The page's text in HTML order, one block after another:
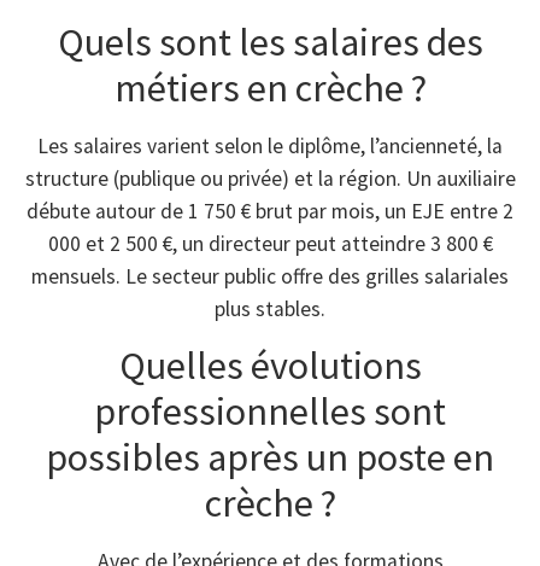
Quels sont les salaires des
métiers en crèche ?
Les salaires varient selon le diplôme, l’ancienneté, la
structure (publique ou privée) et la région. Un auxiliaire
débute autour de 1 750 € brut par mois, un EJE entre 2
000 et 2 500 €, un directeur peut atteindre 3 800 €
mensuels. Le secteur public offre des grilles salariales
plus stables.
Quelles évolutions
professionnelles sont
possibles après un poste en
crèche ?